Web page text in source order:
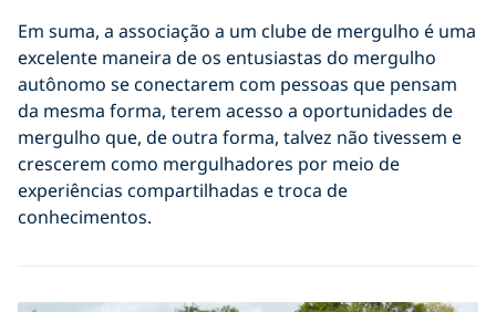
Em suma, a associação a um clube de mergulho é uma
excelente maneira de os entusiastas do mergulho
autônomo se conectarem com pessoas que pensam
da mesma forma, terem acesso a oportunidades de
mergulho que, de outra forma, talvez não tivessem e
crescerem como mergulhadores por meio de
experiências compartilhadas e troca de
conhecimentos.